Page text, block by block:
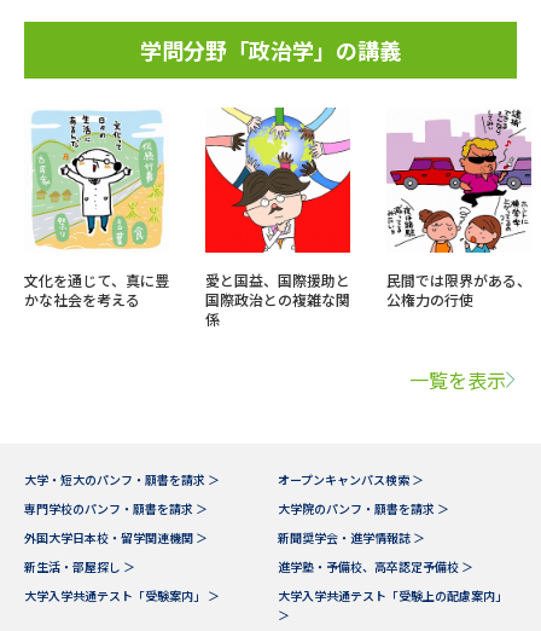
学問分野「政治学」の講義
文化を通じて、真に豊
かな社会を考える
愛と国益、国際援助と
国際政治との複雑な関
係
民間では限界がある、
公権力の行使
一覧を表示
大学・短大のパンフ・願書を請求 ＞
オープンキャンパス検索 ＞
専門学校のパンフ・願書を請求 ＞
大学院のパンフ・願書を請求 ＞
外国大学日本校・留学関連機関 ＞
新聞奨学会・進学情報誌 ＞
新生活・部屋探し ＞
進学塾・予備校、高卒認定予備校 ＞
大学入学共通テスト「受験案内」 ＞
大学入学共通テスト「受験上の配慮案内」
＞